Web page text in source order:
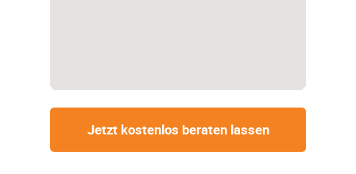
Jetzt kostenlos beraten lassen